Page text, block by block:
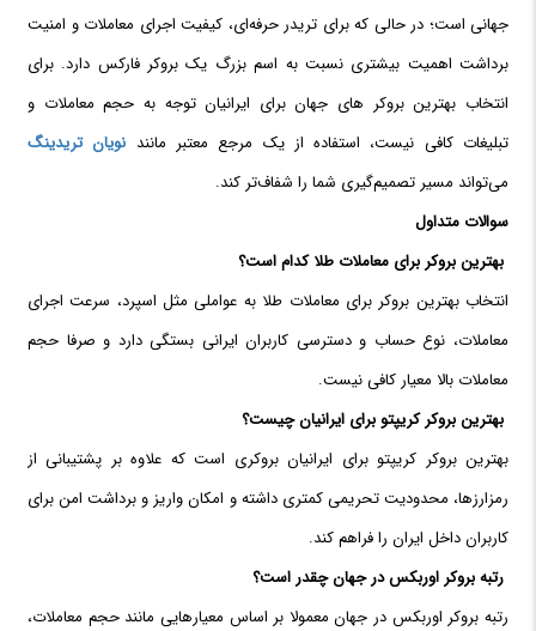
جهانی است؛ در حالی که برای تریدر حرفه‌ای، کیفیت اجرای معاملات و امنیت
برداشت اهمیت بیشتری نسبت به اسم بزرگ یک بروکر فارکس دارد. برای
انتخاب بهترین بروکر های جهان برای ایرانیان توجه به حجم معاملات و
تبلیغات کافی نیست، استفاده از یک مرجع معتبر مانند نویان تریدینگ
می‌تواند مسیر تصمیم‌گیری شما را شفاف‌تر کند.
سوالات متداول
بهترین بروکر برای معاملات طلا کدام است؟
انتخاب بهترین بروکر برای معاملات طلا به عواملی مثل اسپرد، سرعت اجرای
معاملات، نوع حساب و دسترسی کاربران ایرانی بستگی دارد و صرفا حجم
معاملات بالا معیار کافی نیست.
بهترین بروکر کریپتو برای ایرانیان چیست؟
بهترین بروکر کریپتو برای ایرانیان بروکری است که علاوه بر پشتیبانی از
رمزارزها، محدودیت تحریمی کمتری داشته و امکان واریز و برداشت امن برای
کاربران داخل ایران را فراهم کند.
رتبه بروکر اوربکس در جهان چقدر است؟
رتبه بروکر اوربکس در جهان معمولا بر اساس معیارهایی مانند حجم معاملات،